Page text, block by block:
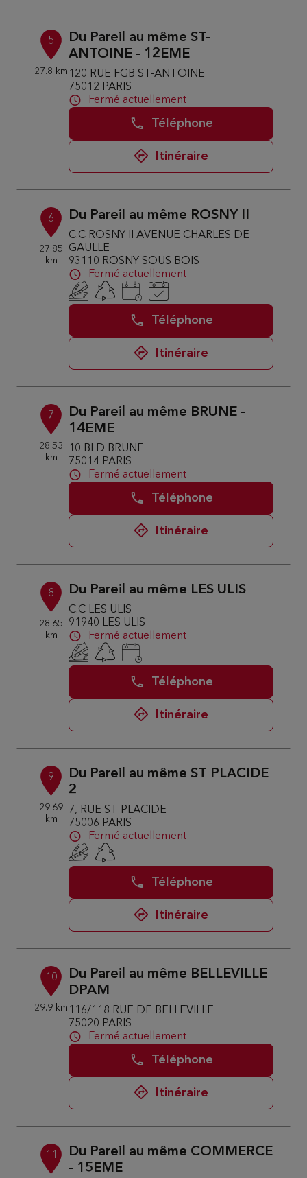
5
27.8 km
Du Pareil au même ST-
ANTOINE - 12EME
120 RUE FGB ST-ANTOINE
75012 PARIS
Fermé actuellement
Téléphone
Itinéraire
6
27.85
km
Du Pareil au même ROSNY II
C.C ROSNY II AVENUE CHARLES DE
GAULLE
93110 ROSNY SOUS BOIS
Fermé actuellement
Téléphone
Itinéraire
7
28.53
km
Du Pareil au même BRUNE -
14EME
10 BLD BRUNE
75014 PARIS
Fermé actuellement
Téléphone
Itinéraire
8
28.65
km
Du Pareil au même LES ULIS
C.C LES ULIS
91940 LES ULIS
Fermé actuellement
Téléphone
Itinéraire
9
29.69
km
Du Pareil au même ST PLACIDE
2
7, RUE ST PLACIDE
75006 PARIS
Fermé actuellement
Téléphone
Itinéraire
10
29.9 km
Du Pareil au même BELLEVILLE
DPAM
116/118 RUE DE BELLEVILLE
75020 PARIS
Fermé actuellement
Téléphone
Itinéraire
11
Du Pareil au même COMMERCE
- 15EME